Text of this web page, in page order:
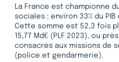
La France est championne
sociales : environ 33% du PIB
Cette somme est 52,3 fois
15,77 Md€ (PLF 2023), ou près
consacrés aux missions de
(police et gendarmerie).